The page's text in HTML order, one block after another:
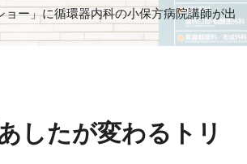
文字サイズ
ョー」に循環器内科の小保方病院講師が出
したが変わるトリ